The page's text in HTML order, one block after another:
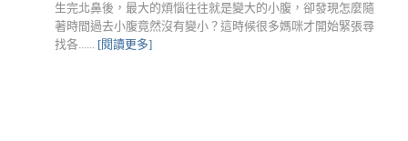
生完北鼻後，最大的煩惱往往就是變大的小腹，卻發現怎麼隨
著時間過去小腹竟然沒有變小？這時候很多媽咪才開始緊張尋
找各...... [閱讀更多]